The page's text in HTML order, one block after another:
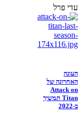
עדי פרל
העונה
האחרונה של
Attack on
Titan תמשיך
ב-2022